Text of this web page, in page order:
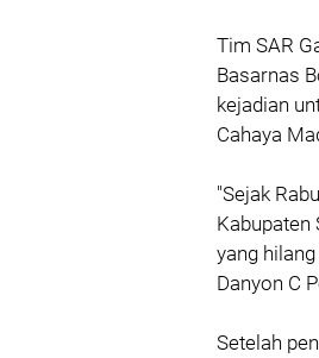
Tim SAR
Basarnas
kejadian
Cahaya
"Sejak
Kabupaten
yang
Danyon C
Setelah